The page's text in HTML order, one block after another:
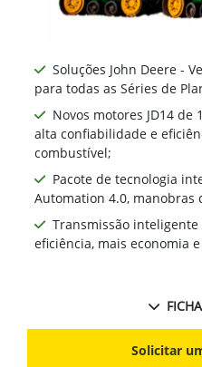
Soluções John Deere -
para todas as Séries de
Novos motores JD14 de
alta confiabilidade e
combustível;
Pacote de tecnologia
Automation 4.0, manobras
Transmissão
eficiência, mais economia
Solicitar